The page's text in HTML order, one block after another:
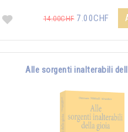
14.00CHF7.00CHF
Alle sorgenti inalterabili